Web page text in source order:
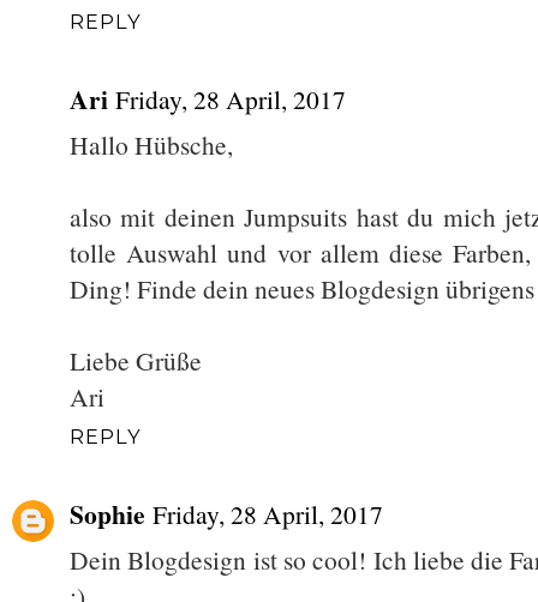
REPLY
Ari Friday, 28 April, 2017
Hallo Hübsche,
also mit deinen Jumpsuits hast du mich
tolle Auswahl und vor allem diese
Ding! Finde dein neues Blogdesign
Liebe Grüße
Ari
REPLY
Sophie Friday, 28 April, 2017
Dein Blogdesign ist so cool! Ich liebe die